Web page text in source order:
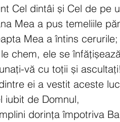
Cel dintâi și Cel de pe
Mea a pus temeliile
Mea a întins cerurile;
chem, ele se
vă cu toții și ascultați!
ei a vestit aceste
iubit de Domnul,
dorința împotriva